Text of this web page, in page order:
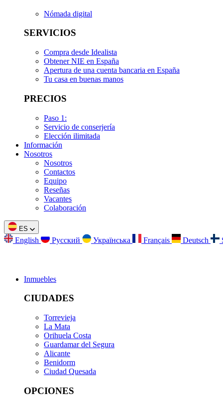
Nómada digital
SERVICIOS
Compra desde Idealista
Obtener NIE en España
Apertura de una cuenta bancaria en España
Tu casa en buenas manos
PRECIOS
Paso 1:
Servicio de conserjería
Elección ilimitada
Información
Nosotros
Nosotros
Contactos
Equipo
Reseñas
Vacantes
Colaboración
ES
English Русский Українська Français Deutsch
Inmuebles
CIUDADES
Torrevieja
La Mata
Orihuela Costa
Guardamar del Segura
Alicante
Benidorm
Ciudad Quesada
OPCIONES